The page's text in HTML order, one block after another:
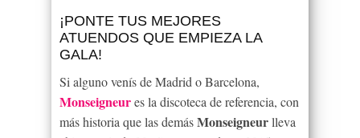
¡PONTE TUS MEJORES
ATUENDOS QUE EMPIEZA LA
GALA!
Si alguno venís de Madrid o Barcelona,
Monseigneures la discoteca de referencia, con
más historia que las demásMonseigneurlleva